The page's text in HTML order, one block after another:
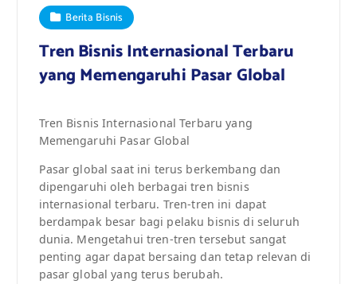
Berita Bisnis
Tren Bisnis Internasional Terbaru
yang Memengaruhi Pasar Global
Tren Bisnis Internasional Terbaru yang
Memengaruhi Pasar Global
Pasar global saat ini terus berkembang dan
dipengaruhi oleh berbagai tren bisnis
internasional terbaru. Tren-tren ini dapat
berdampak besar bagi pelaku bisnis di seluruh
dunia. Mengetahui tren-tren tersebut sangat
penting agar dapat bersaing dan tetap relevan di
pasar global yang terus berubah.